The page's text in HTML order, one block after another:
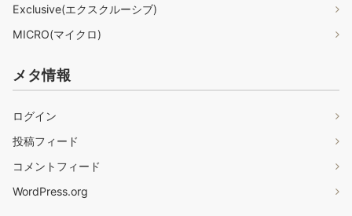
Exclusive(エクスクルーシブ)
MICRO(マイクロ)
メタ情報
ログイン
投稿フィード
コメントフィード
WordPress.org